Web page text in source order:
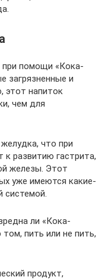
при помощи «Кока-
загрязненные и
этот напиток
чем для
что при
к развитию гастрита,
железы. Этот
уже имеются какие-
системой.
ли «Кока-
пить или не пить,
продукт,